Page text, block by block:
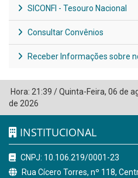
SICONFI - Tesouro Nacional
Consultar Convênios
Receber Informações sobre
Hora: 21:39 /Quinta-Feira, 06 de
de 2026
INSTITUCIONAL
CNPJ: 10.106.219/0001-23
Rua Cícero Torres, nº 118,